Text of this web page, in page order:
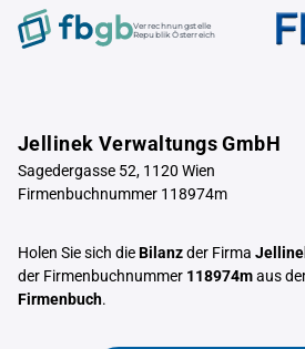
Verrechnungstelle
Republik Österreich
Jellinek Verwaltungs GmbH
Sagedergasse 52, 1120 Wien
Firmenbuchnummer 118974m
Holen Sie sich dieBilanzder Firma
der Firmenbuchnummer 118974maus
Firmenbuch.